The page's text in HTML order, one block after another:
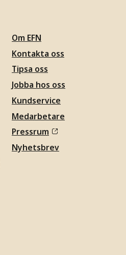
Om EFN
Kontakta oss
Tipsa oss
Jobba hos oss
Kundservice
Medarbetare
Pressrum
Nyhetsbrev